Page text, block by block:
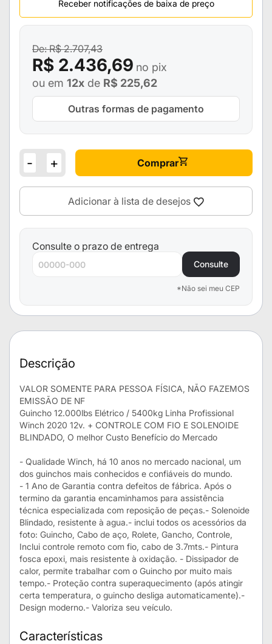
Receber notificações de baixa de preço
R$ 2.707,43
R$ 2.436,69 no pix
ou em 12x de R$ 225,62
Outras formas de pagamento
- + Comprar
Adicionar à lista de desejos
Consulte o prazo de entrega
Consulte
*Não sei meu CEP
Descrição
VALOR SOMENTE PARA PESSOA FÍSICA, NÃO FAZEMOS
EMISSÃO DE NF
Guincho 12.000lbs Elétrico / 5400kg Linha Profissional
Winch 2020 12v. + CONTROLE COM FIO E SOLENOIDE
BLINDADO, O melhor Custo Benefício do Mercado
- Qualidade Winch, há 10 anos no mercado nacional, um
dos guinchos mais conhecidos e confiáveis do mundo.
- 1 Ano de Garantia contra defeitos de fábrica. Após o
termino da garantia encaminhamos para assistência
técnica especializada com reposição de peças.- Solenoide
Blindado, resistente à agua.- inclui todos os acessórios da
foto: Guincho, Cabo de aço, Rolete, Gancho, Controle,
Inclui controle remoto com fio, cabo de 3.7mts.- Pintura
fosca epoxi, mais resistente à oxidação. - Dissipador de
calor, permite trabalhar com o Guincho por muito mais
tempo.- Proteção contra superaquecimento (após atingir
certa temperatura, o guincho desliga automaticamente).-
Design moderno.- Valoriza seu veículo.
Características